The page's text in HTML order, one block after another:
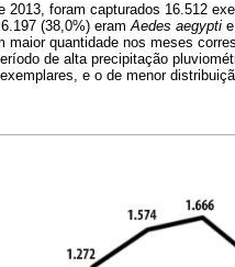
2013, foram capturados 16.512
(38,0%) eramAedes aegypti
maior quantidade nos meses
de alta precipitação
e o de menor